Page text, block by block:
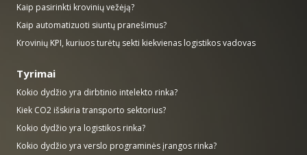
Kaip pasirinkti krovinių vežėją?
Kaip automatizuoti siuntų pranešimus?
Krovinių KPI, kuriuos turėtų sekti kiekvienas logistikos vadovas
Tyrimai
Kokio dydžio yra dirbtinio intelekto rinka?
Kiek CO2 išskiria transporto sektorius?
Kokio dydžio yra logistikos rinka?
Kokio dydžio yra verslo programinės įrangos rinka?